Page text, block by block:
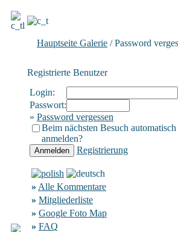
Hauptseite Galerie / Password
Registrierte Benutzer
Login:
Passwort:
» Password vergessen
Beim nächsten Besuch automatisch
anmelden?
Registrierung
» Alle Kommentare
» Mitgliederliste
» Google Foto Map
» FAQ